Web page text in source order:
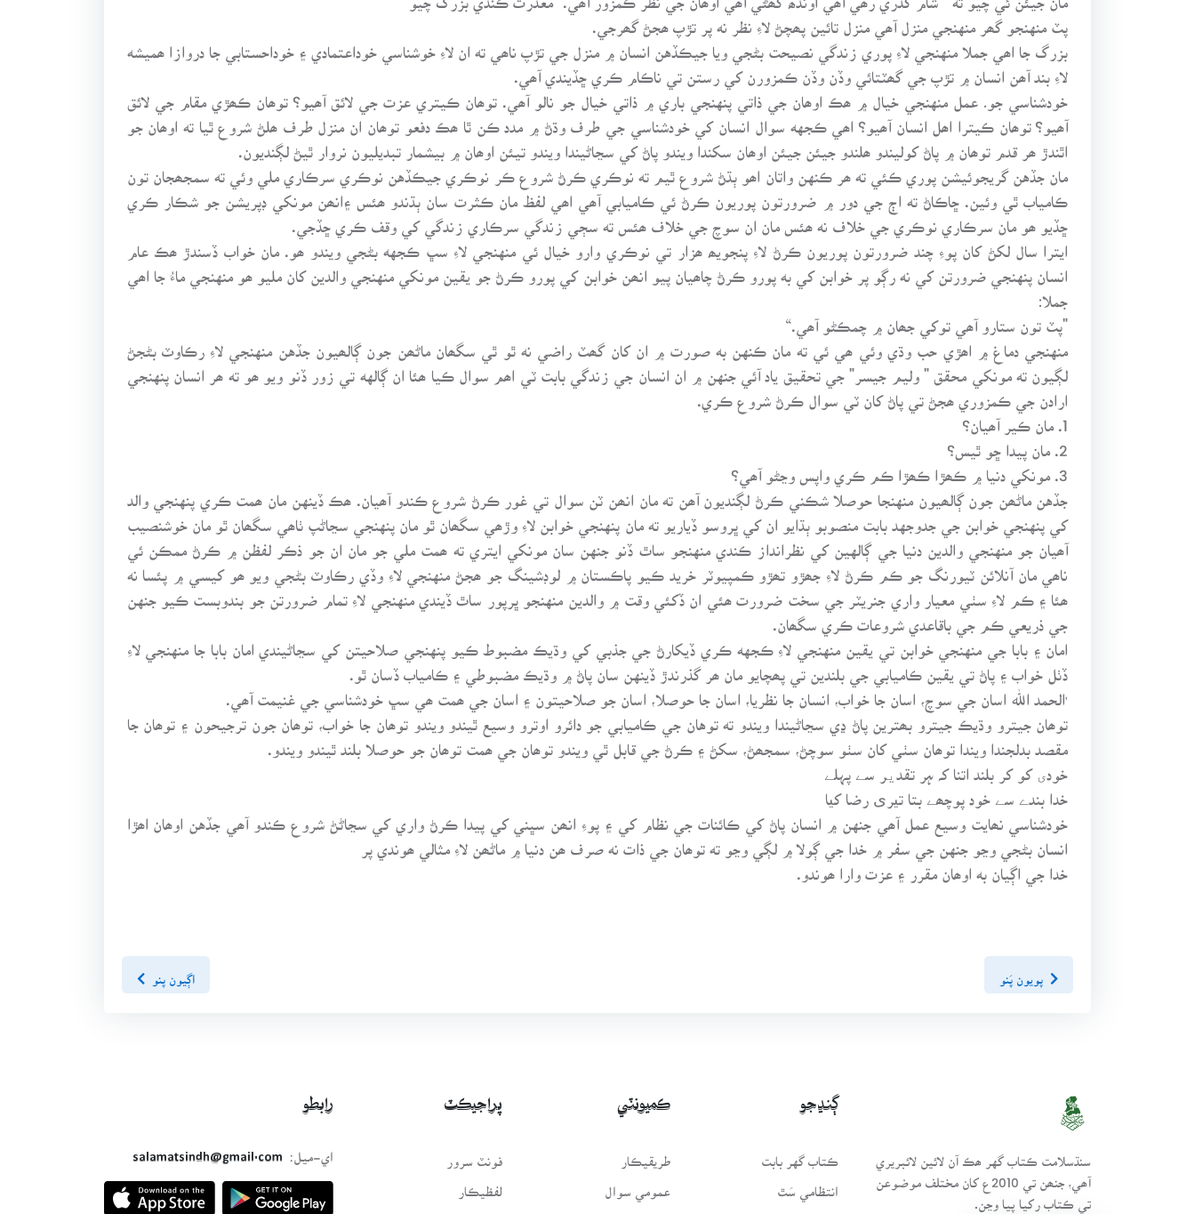
پٽ منهنجو گھر منهنجي منزل آھي منزل تائين پھچڻ لاءِ نظر نه پر تڙپ ھجڻ گھرجي.
بزرگ جا اھي جملا منهنجي لاءِ پوري زندگي نصيحت بڻجي ويا جيڪڏهن انسان ۾ منزل جي تڙپ ناھي ته ان لاءِ خوشناسي خوداعتمادي ۽ خوداحستابي جا دروازا ھميشه
لاءِ بند آھن انسان ۾ تڙپ جي گھٽتائي وڏن وڏن ڪمزورن کي رستن تي ناڪام ڪري ڇڏيندي آھي.
خودشناسي جو۔ عمل منهنجي خيال ۾ ھڪ اوھان جي ذاتي پنهنجي باري ۾ ذاتي خيال جو نالو آھي. توھان ڪيتري عزت جي لائق آھيو؟ توھان ڪھڙي مقام جي لائق
آھيو؟ توھان ڪيترا اھل انسان آھيو؟ اھي ڪجهه سوال انسان کي خودشناسي جي طرف وڌڻ ۾ مدد ڪن ٿا ھڪ دفعو توھان ان منزل طرف ھلڻ شروع ٿيا ته اوھان جو
اٿندڙ ھر قدم توھان ۾ پاڻ کوليندو ھلندو جيئن جيئن اوھان سکندا ويندو پاڻ کي سڃاڻيندا ويندو تيئن اوھان ۾ بيشمار تبديليون نروار ٿيڻ لڳنديون.
مان جڏهن گريجوئيشن پوري ڪئي ته ھر ڪنهن واتان اھو ٻڌڻ شروع ٿيم ته نوڪري ڪرڻ شروع ڪر نوڪري جيڪڏهن نوڪري سرڪاري ملي وئي ته سمجھجان تون
ڪامياب ٿي وئين. ڇاڪاڻ ته اڄ جي دور ۾ ضرورتون پوريون ڪرڻ ئي ڪاميابي آھي اھي لفظ مان ڪثرت سان ٻڌندو ھئس ۽انھن مونکي ڊپريشن جو شڪار ڪري
ڇڏيو ھو مان سرڪاري نوڪري جي خلاف نه ھئس مان ان سوچ جي خلاف ھئس ته سڄي زندگي سرڪاري زندگي کي وقف ڪري ڇڏجي.
ايترا سال لکڻ کان پوءِ چند ضرورتون پوريون ڪرڻ لاءِ پنجويھ ھزار تي نوڪري وارو خيال ئي منهنجي لاءِ سڀ ڪجهه بڻجي ويندو ھو. مان خواب ڏسندڙ ھڪ عام
انسان پنهنجي ضرورتن کي نه رڳو پر خوابن کي به پورو ڪرڻ چاھيان پيو انھن خوابن کي پورو ڪرڻ جو يقين مونکي منهنجي والدين کان مليو ھو منهنجي ماءُ جا اھي
جملا:
"پٽ تون ستارو آھي توکي جھان ۾ چمڪڻو آھي.“
منهنجي دماغ ۾ اھڙي حب وڌي وئي ھي ئي ته مان ڪنهن به صورت ۾ ان کان گھٽ راضي نه ٿو ٿي سگھان ماڻھن جون ڳالھيون جڏهن منهنجي لاءِ رڪاوٽ بڻجڻ
لڳيون ته مونکي محقق " وليم جيسر" جي تحقيق ياد آئي جنهن ۾ ان انسان جي زندگي بابت ٽي اھم سوال ڪيا ھئا ان ڳالهه تي زور ڏنو ويو ھو ته ھر انسان پنهنجي
ارادن جي ڪمزوري ھجڻ تي پاڻ کان ٽي سوال ڪرڻ شروع ڪري.
1. مان ڪير آھيان؟
جڏهن ماڻھن جون ڳالھيون منهنجا حوصلا شڪني ڪرڻ لڳنديون آھن ته مان انھن ٽن سوال تي غور ڪرڻ شروع ڪندو آھيان. ھڪ ڏينهن مان ھمت ڪري پنهنجي والد
کي پنهنجي خوابن جي جدوجهد بابت منصوبو ٻڌايو ان کي ڀروسو ڏياريو ته مان پنهنجي خوابن لاءِ وڙھي سگھان ٿو مان پنهنجي سڃاڻپ ٺاھي سگھان ٿو مان خوشنصيب
آھيان جو منهنجي والدين دنيا جي ڳالهين کي نظرانداز ڪندي منهنجو ساٿ ڏنو جنهن سان مونکي ايتري ته ھمت ملي جو مان ان جو ذڪر لفظن ۾ ڪرڻ ممڪن ئي
ناھي مان آنلائن ٽيورنگ جو ڪم ڪرڻ لاءِ جھڙو تھڙو ڪمپيوٽر خريد ڪيو پاڪستان ۾ لوڊشينگ جو ھجڻ منهنجي لاءِ وڏي رڪاوٽ بڻجي ويو ھو کيسي ۾ پئسا نه
ھئا ۽ ڪم لاءِ سٺي معيار واري جنريٽر جي سخت ضرورت ھئي ان ڏکئي وقت ۾ والدين منهنجو ڀرپور ساٿ ڏيندي منهنجي لاءِ تمام ضرورتن جو بندوبست ڪيو جنهن
جي ذريعي ڪم جي باقاعدي شروعات ڪري سگھان.
امان ۽ بابا جي منهنجي خوابن تي يقين منهنجي لاءِ ڪجهه ڪري ڏيکارڻ جي جذبي کي وڌيڪ مضبوط ڪيو پنهنجي صلاحيتن کي سڃاڻيندي امان بابا جا منهنجي لاءِ
ڏٺل خواب ۽ پاڻ تي يقين ڪاميابي جي بلندين تي پھچايو مان ھر گذرندڙ ڏينهن سان پاڻ ۾ وڌيڪ مضبوطي ۽ ڪامياب ڏسان ٿو.
'الحمد الله اسان جي سوچ، اسان جا خواب، انسان جا نظريا، اسان جا حوصلا، اسان جو صلاحيتون ۽ اسان جي ھمت ھي سڀ خودشناسي جي غنيمت آھي.
توھان جيترو وڌيڪ جيترو بھترين پاڻ ڍي سڃاڻيندا ويندو ته توهان جي ڪاميابي جو دائرو اوترو وسيع ٿيندو ويندو توھان جا خواب، توھان جون ترجيحون ۽ توھان جا
مقصد بدلجندا ويندا توھان سٺي کان سٺو سوچڻ، سمجھڻ، سکڻ ۽ ڪرڻ جي قابل ٿي ويندو توھان جي ھمت توھان جو حوصلا بلند ٿيندو ويندو.
خودی کو کر بلند اتنا کہ ہر تقدیر سے پہلے
خدا بندے سے خود پوچھے بتا تیری رضا کیا
خودشناسي نھايت وسيع عمل آھي جنهن ۾ انسان پاڻ کي ڪائنات جي نظام کي ۽ پوءِ انھن سڀني کي پيدا ڪرڻ واري کي سڃاڻڻ شروع ڪندو آھي جڏهن اوھان اھڙا
انسان بڻجي وڃو جنهن جي سفر ۾ خدا جي ڳولا ۾ لڳي وڃو ته توھان جي ذات نه صرف ھن دنيا ۾ ماڻھن لاءِ مثالي ھوندي پر
خدا جي اڳيان به اوھان مقرر ۽ عزت وارا ھوندو.
پويون پَنو اڳيون پنو
سنڌسلامت ڪتاب گهر ھڪ آن لائين لائبريري
آھي، جنھن تي 2010ع کان مختلف موضوعن
تي ڪتاب رکيا پيا وڃن.
ڳنڍجو
ڪتاب گهر بابت
انتظامي سَٿ
ڪميونٽي
طريقيڪار
عمومي سوال
پراجيڪٽ
فونٽ سرور
لفظيڪار
رابطو
اي-ميل:
salamatsindh@gmail.com